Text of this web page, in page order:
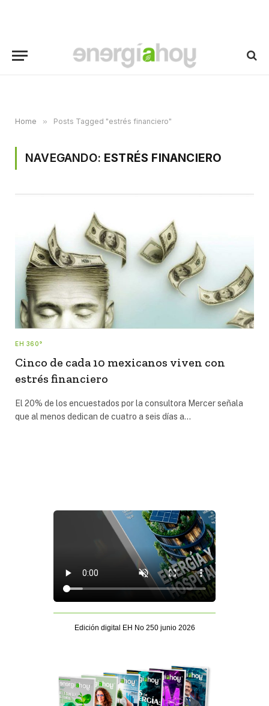
Home » Posts Tagged "estrés financiero"
NAVEGANDO: ESTRÉS FINANCIERO
EH 360°
Cinco de cada 10 mexicanos viven con
estrés financiero
El 20% de los encuestados por la consultora Mercer señala
que al menos dedican de cuatro a seis días a…
Edición digital EH No 250 junio 2026